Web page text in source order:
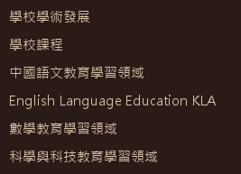
學校學術發展
學校課程
中國語文教育學習領域
English Language Education KLA
數學教育學習領域
科學與科技教育學習領域